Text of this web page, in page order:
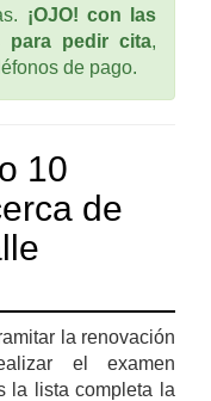
¡OJO! con las
para pedir cita,
de pago.
10
de
la renovación
el examen
la lista completa la